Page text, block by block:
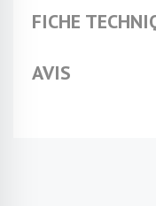
FICHE
AVIS